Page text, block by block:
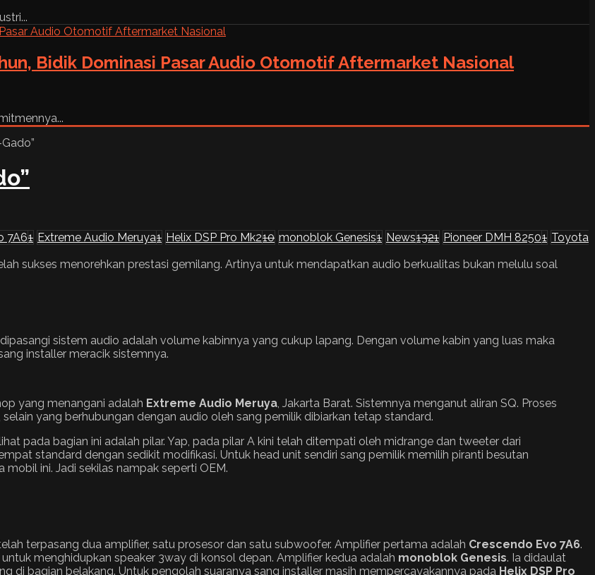
Bidik Dominasi Pasar Audio Otomotif Aftermarket Nasional
7A61 Extreme Audio Meruya1 Helix DSP Pro Mk210 monoblok Genesis1 News1321 Pioneer DMH 82501 Toyota
sukses menorehkan prestasi gemilang. Artinya untuk mendapatkan audio berkualitas bukan melulu soal
sistem audio adalah volume kabinnya yang cukup lapang. Dengan volume kabin yang luas maka
installer meracik sistemnya.
yang menangani adalah Extreme Audio Meruya , Jakarta Barat. Sistemnya menganut aliran SQ. Proses
yang berhubungan dengan audio oleh sang pemilik dibiarkan tetap standard.
pada bagian ini adalah pilar. Yap, pada pilar A kini telah ditempati oleh midrange dan tweeter dari
standard dengan sedikit modifikasi. Untuk head unit sendiri sang pemilik memilih piranti besutan
ini. Jadi sekilas nampak seperti OEM.
terpasang dua amplifier, satu prosesor dan satu subwoofer. Amplifier pertama adalah Crescendo Evo 7A6.
menghidupkan speaker 3way di konsol depan. Amplifier kedua adalah monoblok Genesis. Ia didaulat
di bagian belakang. Untuk pengolah suaranya sang installer masih mempercayakannya pada Helix DSP Pro